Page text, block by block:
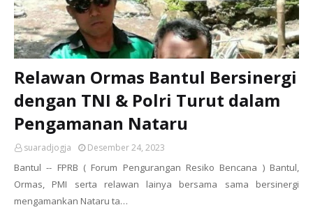
Relawan Ormas Bantul Bersinergi
dengan TNI & Polri Turut dalam
Pengamanan Nataru
suaradjogja Desember 24, 2023
Bantul -- FPRB ( Forum Pengurangan Resiko Bencana ) Bantul,
Ormas, PMI serta relawan lainya bersama sama bersinergi
mengamankan Nataru ta…